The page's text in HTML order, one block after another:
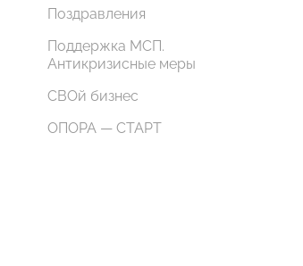
Поздравления
Поддержка МСП.
Антикризисные меры
СВОй бизнес
ОПОРА — СТАРТ